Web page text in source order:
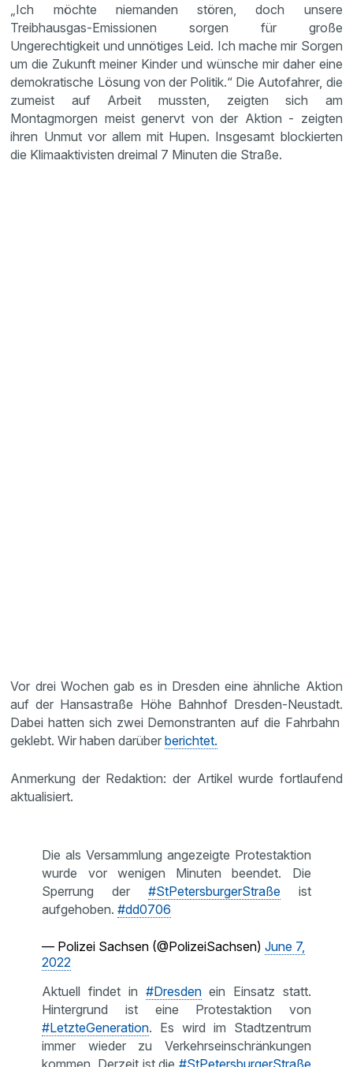
„Ich möchte niemanden stören, doch unsere
Treibhausgas-Emissionen sorgen für große
Ungerechtigkeit und unnötiges Leid. Ich mache mir Sorgen
um die Zukunft meiner Kinder und wünsche mir daher eine
demokratische Lösung von der Politik.“ Die Autofahrer, die
zumeist auf Arbeit mussten, zeigten sich am
Montagmorgen meist genervt von der Aktion - zeigten
ihren Unmut vor allem mit Hupen. Insgesamt blockierten
die Klimaaktivisten dreimal 7 Minuten die Straße.
Vor drei Wochen gab es in Dresden eine ähnliche Aktion
auf der Hansastraße Höhe Bahnhof Dresden-Neustadt.
Dabei hatten sich zwei Demonstranten auf die Fahrbahn
geklebt. Wir haben darüberberichtet.
Anmerkung der Redaktion: der Artikel wurde fortlaufend
aktualisiert.
Die als Versammlung angezeigte Protestaktion
wurde vor wenigen Minuten beendet. Die
Sperrung der #StPetersburgerStraßeist
aufgehoben.#dd0706
— Polizei Sachsen (@PolizeiSachsen)June 7,
2022
Aktuell findet in #Dresdenein Einsatz statt.
Hintergrund ist eine Protestaktion von
#LetzteGeneration. Es wird im Stadtzentrum
immer wieder zu Verkehrseinschränkungen
kommen. Derzeit ist die #StPetersburgerStraße